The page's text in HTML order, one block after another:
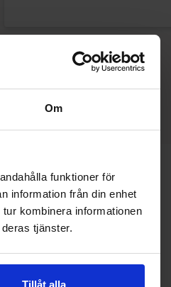
Om
funktioner för
information från din enhet
kombinera informationen
tjänster.
Tillåt alla